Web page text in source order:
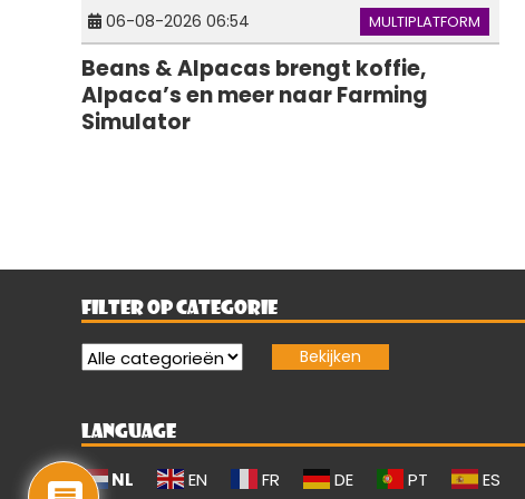
06-08-2026 06:54 MULTIPLATFORM
Beans & Alpacas brengt koffie,
Alpaca’s en meer naar Farming
Simulator
FILTER OP CATEGORIE
LANGUAGE
NL EN FR DE PT ES